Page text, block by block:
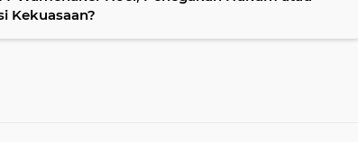
Kekuasaan?